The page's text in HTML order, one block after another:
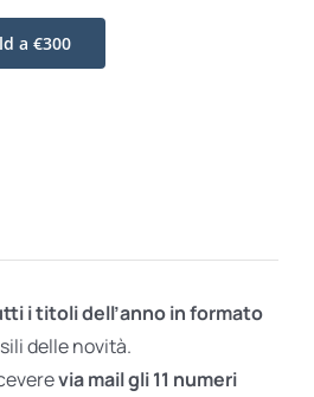
a €300
i titoli dell’anno in formato
delle novità.
via mail gli 11 numeri